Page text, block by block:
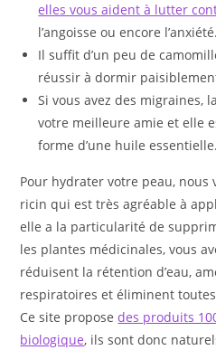
elles vous aident à lutter
l’angoisse ou encore l’anxiété.
Il suffit d’un peu de
réussir à dormir
Si vous avez des migraines,
votre meilleure amie et elle
forme d’une huile essentielle.
Pour hydrater votre peau, nous
ricin qui est très agréable à
elle a la particularité de
les plantes médicinales, vous
réduisent la rétention d’eau,
respiratoires et éliminent
Ce site proposedes produits
biologique, ils sont donc